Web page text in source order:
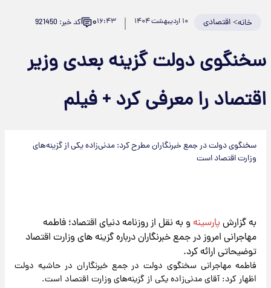
خانه>اقتصادی ۱۶:۴۳۰ کد خبر: 921450
دولت گزینه‌ بعدی وزیر
را معرفی کرد + فیلم
سخنگوی دولت در جمع خبرنگاران مطرح کرد: مدنی‌زاده یکی از گزینه‌های
وزارت اقتصاد است
به گزارشپارسینهو به نقل از روزنامه دنیای اقتصاد؛ فاطمه
مهاجرانی امروز در جمع خبرنگاران درباره گزینه های وزارت اقتصاد
توضیحاتی ارائه کرد.
فاطمه مهاجرانی سخنگوی دولت در جمع خبرنگاران در حاشیه دولت
اظهار کرد: آقای مدنی‌زاده یکی از گزینه‌های وزارت اقتصاد است.